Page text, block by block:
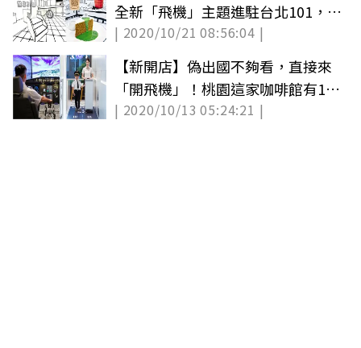
全新「飛機」主題進駐台北101，連
行李輸送帶都有
| 2020/10/21 08:56:04 |
【新開店】偽出國不夠看，直接來
「開飛機」！桃園這家咖啡館有1：
1「飛行模擬器」
| 2020/10/13 05:24:21 |